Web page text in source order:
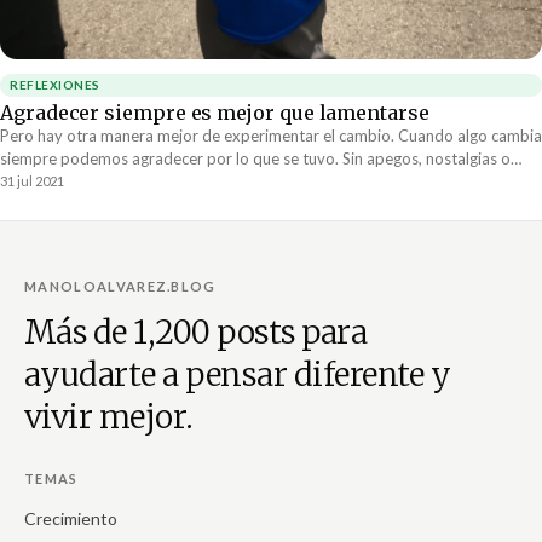
REFLEXIONES
Agradecer siempre es mejor que lamentarse
Pero hay otra manera mejor de experimentar el cambio. Cuando algo cambia
siempre podemos agradecer por lo que se tuvo. Sin apegos, nostalgias o
remordimientos. Sin lamentarnos porque terminó.
31 jul 2021
MANOLOALVAREZ.BLOG
Más de 1,200 posts para
ayudarte a pensar diferente y
vivir mejor.
TEMAS
Crecimiento